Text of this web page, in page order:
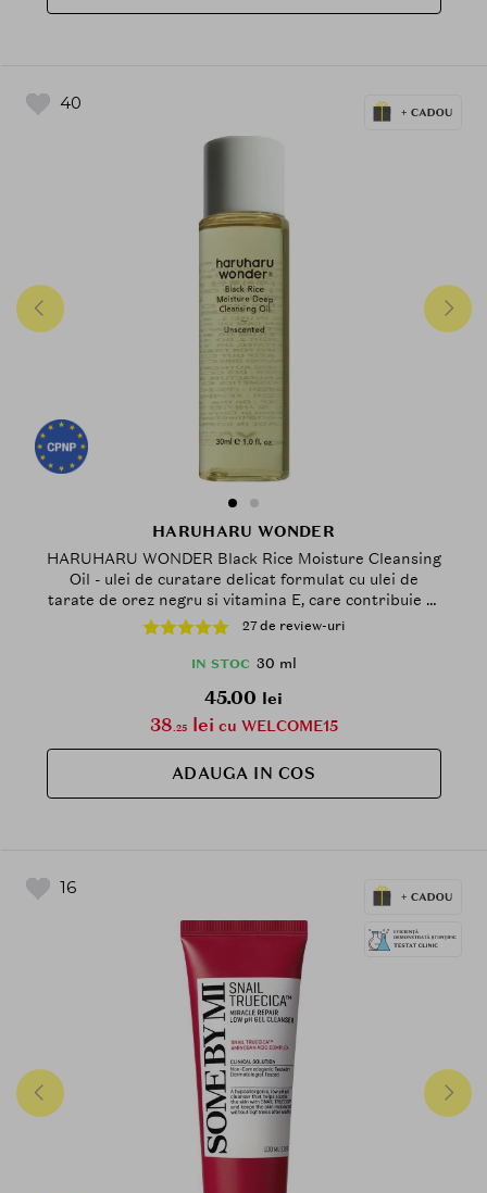
40
HARUHARU WONDER
HARUHARU WONDER Black Rice Moisture Cleansing
Oil - ulei de curatare delicat formulat cu ulei de
tarate de orez negru si vitamina E, care contribuie la
indepartarea machiajului si impuritatilor zilnice si la
mentinerea hidratarii pielii - 30 ml
27 de review-uri
IN STOC 30 ml
45.00 lei
38.25lei cu WELCOME15
ADAUGA IN COS
16